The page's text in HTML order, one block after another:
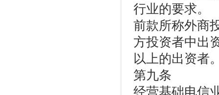
行业的要求。
前款所称外商
方投资者中出
以上的出资者
第九条
经营基础电信